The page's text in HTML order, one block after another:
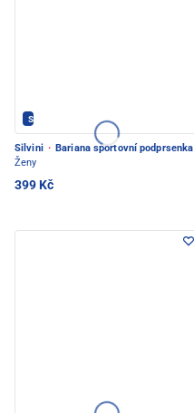
Silvini - PEC POD SNĚŽKOU
Silvini · Bariana sportovní podprsenka
Ženy
399 Kč